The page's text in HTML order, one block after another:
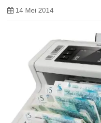
14 Mei 2014